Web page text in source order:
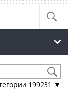
199231 ▼